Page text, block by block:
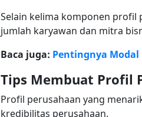
Selain kelima komponen profil
jumlah karyawan dan mitra
Baca juga: Pentingnya
Tips Membuat Profil
Profil perusahaan yang
kredibilitas perusahaan.